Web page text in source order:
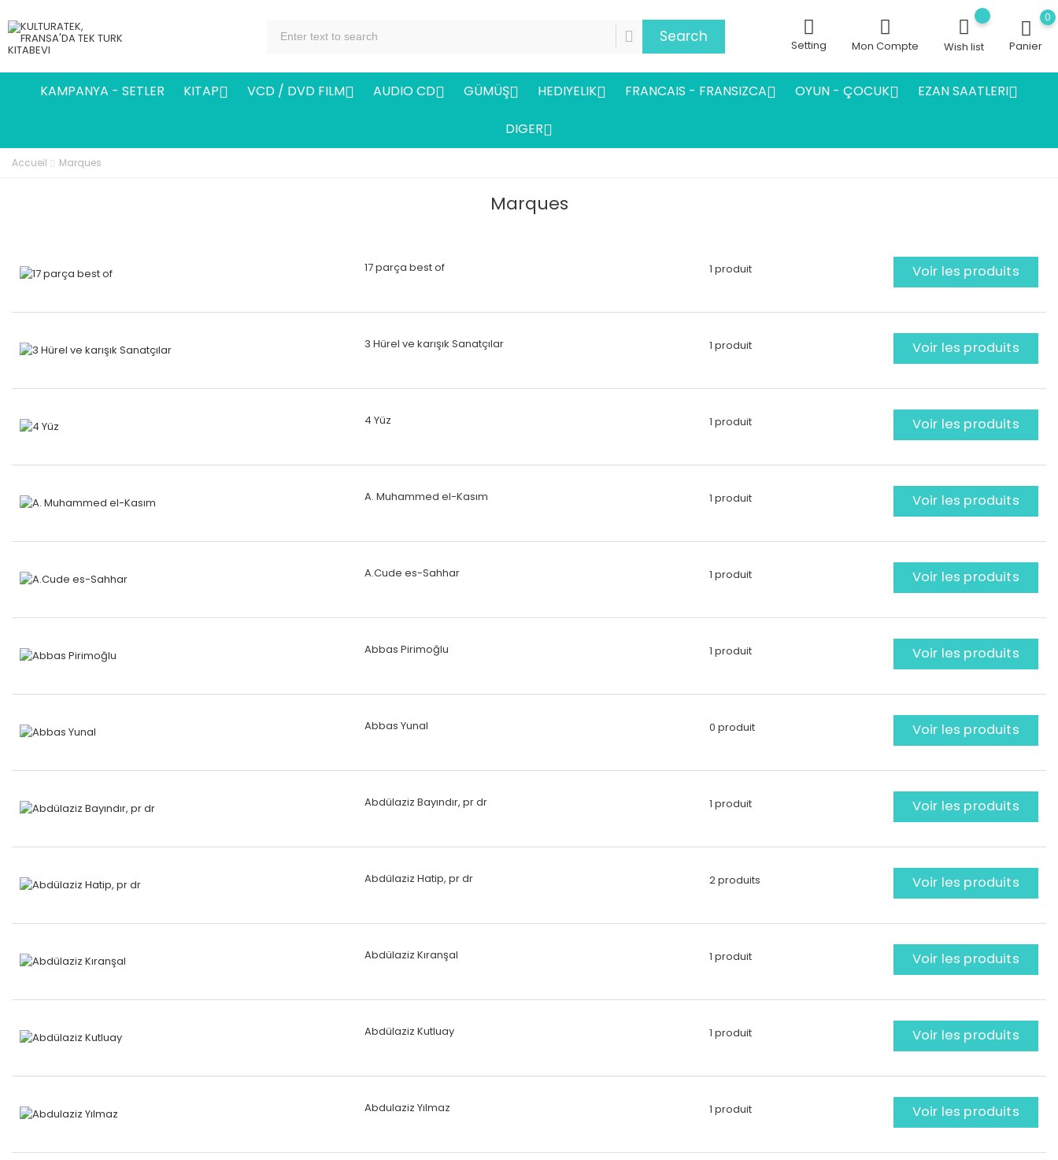
Search Setting Mon Compte Wish list
0
Panier
KAMPANYA - SETLER KITAP VCD / DVD FILM AUDIO CD GÜMÜŞ HEDIYELIK FRANCAIS - FRANSIZCA OYUN - ÇOCUK EZAN SAATLERI
DIGER
Accueil Marques
Marques
17 parça best of 1 produit Voir les produits
3 Hürel ve karışık Sanatçılar 1 produit Voir les produits
4 Yüz 1 produit Voir les produits
A. Muhammed el-Kasım 1 produit Voir les produits
A.Cude es-Sahhar 1 produit Voir les produits
Abbas Pirimoğlu 1 produit Voir les produits
Abbas Yunal 0 produit Voir les produits
Abdülaziz Bayındır, pr dr 1 produit Voir les produits
Abdülaziz Hatip, pr dr 2 produits Voir les produits
Abdülaziz Kıranşal 1 produit Voir les produits
Abdülaziz Kutluay 1 produit Voir les produits
Abdulaziz Yılmaz 1 produit Voir les produits